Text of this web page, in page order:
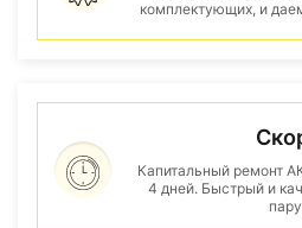
комплектующих, и
Капитальный ремонт
4 дней. Быстрый и